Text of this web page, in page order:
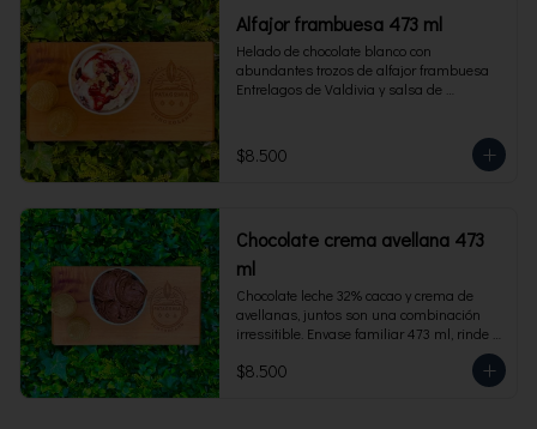
Alfajor frambuesa 473 ml
Helado de chocolate blanco con
abundantes trozos de alfajor frambuesa
Entrelagos de Valdivia y salsa de
$8.500
Chocolate crema avellana 473
ml
Chocolate leche 32% cacao y crema de
avellanas, juntos son una combinación
irressitible. Envase familiar 473 ml, rinde 4
$8.500